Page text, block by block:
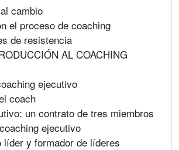
cambio
el proceso de coaching
de resistencia
AL COACHING
ejecutivo
coach
un contrato de tres miembros
ejecutivo
líder y formador de líderes